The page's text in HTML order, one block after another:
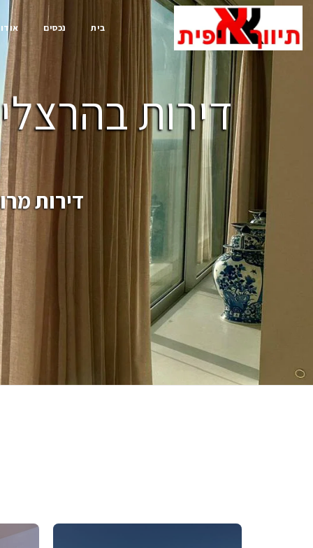
בית נכסים
דירות
דירות